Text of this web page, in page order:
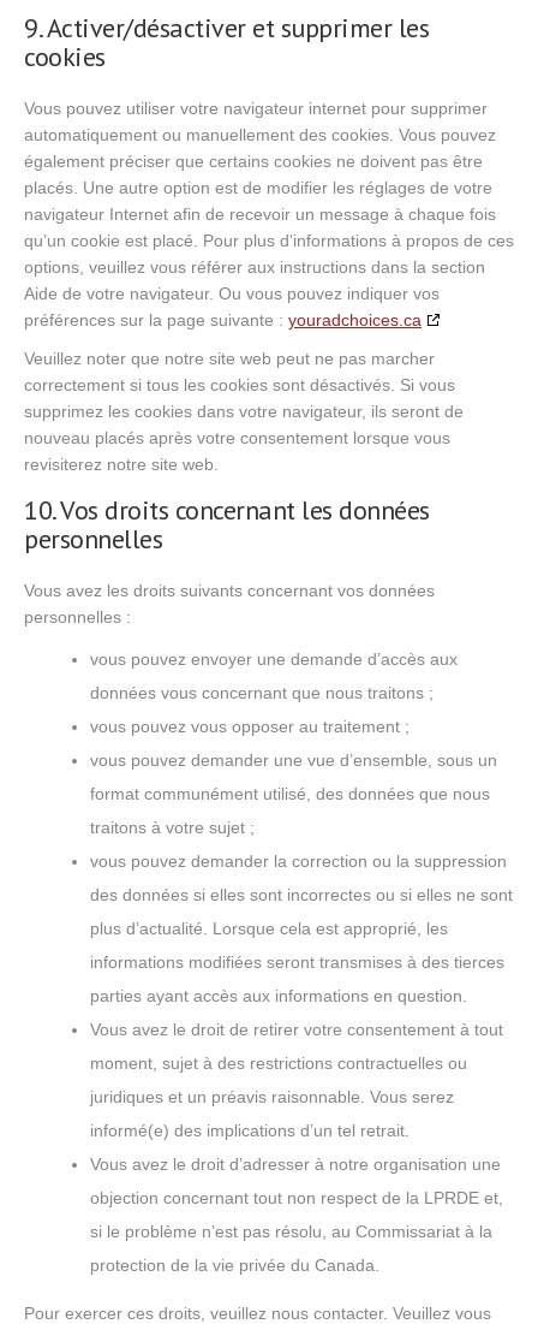
9. Activer/désactiver et supprimer les
cookies
Vous pouvez utiliser votre navigateur internet pour supprimer
automatiquement ou manuellement des cookies. Vous pouvez
également préciser que certains cookies ne doivent pas être
placés. Une autre option est de modifier les réglages de votre
navigateur Internet afin de recevoir un message à chaque fois
qu’un cookie est placé. Pour plus d’informations à propos de ces
options, veuillez vous référer aux instructions dans la section
Aide de votre navigateur. Ou vous pouvez indiquer vos
préférences sur la page suivante : youradchoices.ca
Veuillez noter que notre site web peut ne pas marcher
correctement si tous les cookies sont désactivés. Si vous
supprimez les cookies dans votre navigateur, ils seront de
nouveau placés après votre consentement lorsque vous
revisiterez notre site web.
10. Vos droits concernant les données
personnelles
Vous avez les droits suivants concernant vos données
personnelles :
vous pouvez envoyer une demande d’accès aux
données vous concernant que nous traitons ;
vous pouvez vous opposer au traitement ;
vous pouvez demander une vue d’ensemble, sous un
format communément utilisé, des données que nous
traitons à votre sujet ;
vous pouvez demander la correction ou la suppression
des données si elles sont incorrectes ou si elles ne sont
plus d’actualité. Lorsque cela est approprié, les
informations modifiées seront transmises à des tierces
parties ayant accès aux informations en question.
Vous avez le droit de retirer votre consentement à tout
moment, sujet à des restrictions contractuelles ou
juridiques et un préavis raisonnable. Vous serez
informé(e) des implications d’un tel retrait.
Vous avez le droit d’adresser à notre organisation une
objection concernant tout non respect de la LPRDE et,
si le problème n’est pas résolu, au Commissariat à la
protection de la vie privée du Canada.
Pour exercer ces droits, veuillez nous contacter. Veuillez vous